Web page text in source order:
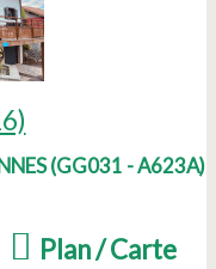
(GG031 - A623A)
Plan / Carte